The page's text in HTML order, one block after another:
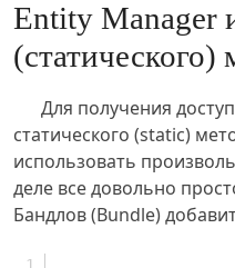
Entity Manager
(статического)
Для получения
статического (static)
использовать
деле все довольно
Бандлов (Bundle)